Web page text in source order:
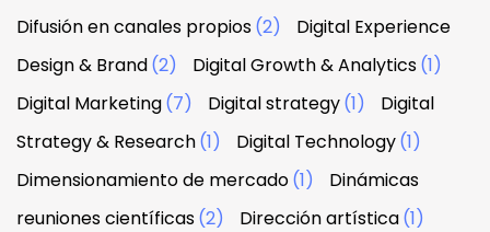
Difusión en canales propios(2)
Digital Experience
Design & Brand(2) Digital Growth & Analytics(1)
Digital Marketing(7) Digital strategy(1)
Digital
Strategy & Research(1) Digital Technology(1)
Dimensionamiento de mercado(1)
Dinámicas
reuniones científicas(2) Dirección artística(1)